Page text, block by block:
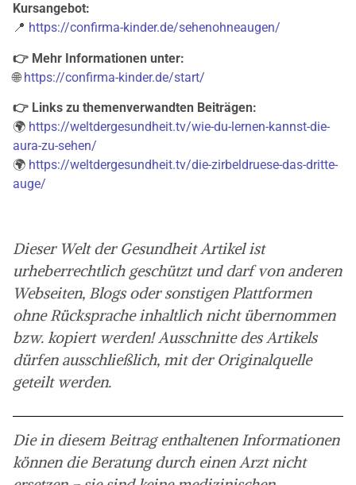
Kursangebot:
📍 https://confirma-kinder.de/sehenohneaugen/
👉 Mehr Informationen unter:
🌐 https://confirma-kinder.de/start/
👉 Links zu themenverwandten Beiträgen:
🌍 https://weltdergesundheit.tv/wie-du-lernen-kannst-die-
aura-zu-sehen/
🌍 https://weltdergesundheit.tv/die-zirbeldruese-das-dritte-
auge/
Dieser Welt der Gesundheit Artikel ist
urheberrechtlich geschützt und darf von anderen
Webseiten, Blogs oder sonstigen Plattformen
ohne Rücksprache inhaltlich nicht übernommen
bzw. kopiert werden! Ausschnitte des Artikels
dürfen ausschließlich, mit der Originalquelle
geteilt werden.
Die in diesem Beitrag enthaltenen Informationen
können die Beratung durch einen Arzt nicht